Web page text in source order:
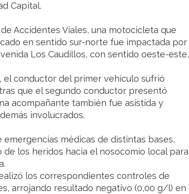
Capital.
Accidentes Viales, una motocicleta que
en sentido sur-norte fue impactada por
Los Caudillos, con sentido oeste-este,
el conductor del primer vehículo sufrió
que el segundo conductor presentó
acompañante también fue asistida y
involucrados.
médicas de distintas bases,
los heridos hacia el nosocomio local para
los correspondientes controles de
arrojando resultado negativo (0,00 g/l) en